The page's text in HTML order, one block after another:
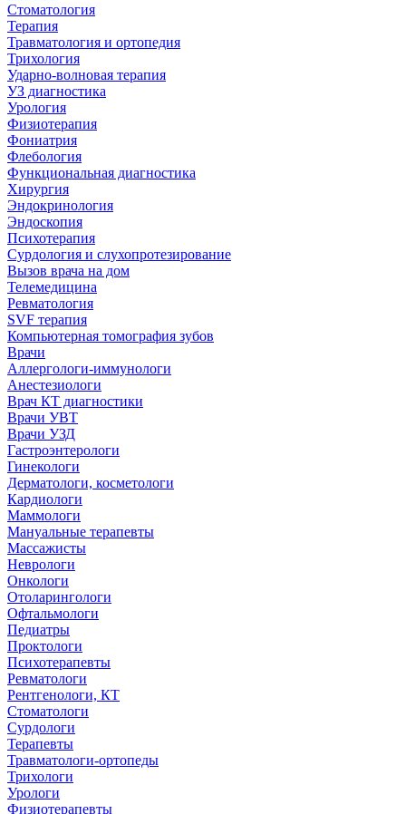
Стоматология
Терапия
Травматология и ортопедия
Трихология
Ударно-волновая терапия
УЗ диагностика
Урология
Физиотерапия
Фониатрия
Флебология
Функциональная диагностика
Хирургия
Эндокринология
Эндоскопия
Психотерапия
Сурдология и слухопротезирование
Вызов врача на дом
Телемедицина
Ревматология
SVF терапия
Компьютерная томография зубов
Врачи
Аллергологи-иммунологи
Анестезиологи
Врач КТ диагностики
Врачи УВТ
Врачи УЗД
Гастроэнтерологи
Гинекологи
Дерматологи, косметологи
Кардиологи
Маммологи
Мануальные терапевты
Массажисты
Неврологи
Онкологи
Отоларингологи
Офтальмологи
Педиатры
Проктологи
Психотерапевты
Ревматологи
Рентгенологи, КТ
Стоматологи
Сурдологи
Терапевты
Травматологи-ортопеды
Трихологи
Урологи
Физиотерапевты